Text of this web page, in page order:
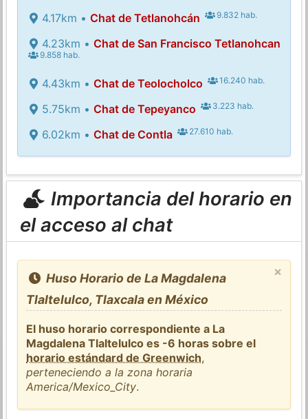
4.17km • Chat de Tetlanohcán 9.832 hab.
4.23km • Chat de San Francisco Tetlanohcan
9.858 hab.
4.43km • Chat de Teolocholco 16.240 hab.
5.75km • Chat de Tepeyanco 3.223 hab.
6.02km • Chat de Contla 27.610 hab.
Importancia del horario en
el acceso al chat
×
Huso Horario de La Magdalena
Tlaltelulco, Tlaxcala en México
El huso horario correspondiente a La
Magdalena Tlaltelulco es -6 horas sobre el
horario estándard de Greenwich,
perteneciendo a la zona horaria
America/Mexico_City.